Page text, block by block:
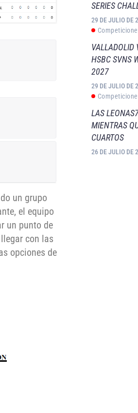
un grupo
el equipo
un punto de
con las
opciones de
SERIES
29 DE JULIO DE
VALLADOLID
HSBC SVNS
2027
29 DE JULIO DE
LAS
MIENTRAS
CUARTOS
26 DE JULIO DE